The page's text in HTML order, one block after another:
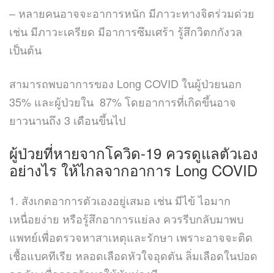
– หลายคนอาจจะอาการหนัก มีภาวะทางจิตร่วมด่วย
เช่น มีภาวะเครียด มีอาการซึมเศร้า รู้สึกวิตกกังวล
เป็นต้น
สามารถพบอาการของ Long COVID ในผู้ป่วยนอก
35% และผู้ป่วยใน 87% โดยอาการที่เกิดขึ้นอาจ
ยาวนานถึง 3 เดือนขึ้นไป
ผู้ป่วยที่หายจากโควิด-19 ควรดูแลตัวเอง
อย่างไร ให้ไกลจากอาการ Long COVID
1. สังเกตอาการตัวเองอยู่เสมอ เช่น มีไข้ ไอมาก
เหนื่อยง่าย หรือรู้สึกอาการแย่ลง ควรรีบกลับมาพบ
แพทย์เพื่อตรวจหาสาเหตุและรักษา เพราะอาจจะติด
เชื้อแบคทีเรีย หลอดเลือดหัวใจอุดตัน ลิ่มเลือดในปอด